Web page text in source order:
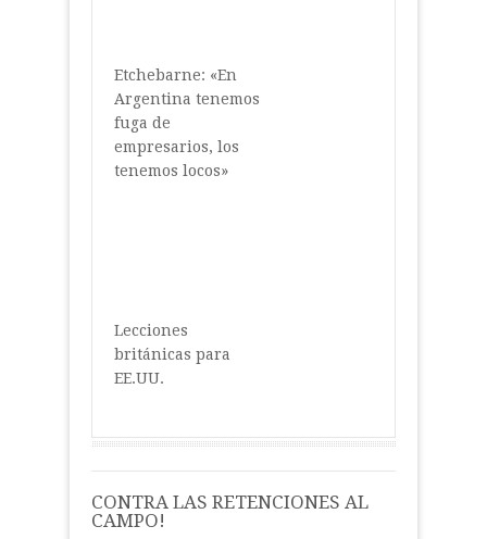
Etchebarne: «En
Argentina tenemos
fuga de
empresarios, los
tenemos locos»
Lecciones
británicas para
EE.UU.
CONTRA LAS RETENCIONES AL
CAMPO!